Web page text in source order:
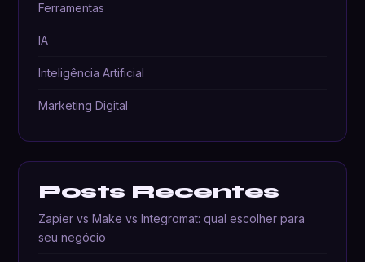
Ferramentas
IA
Inteligência Artificial
Marketing Digital
Posts Recentes
Zapier vs Make vs Integromat: qual escolher para
seu negócio